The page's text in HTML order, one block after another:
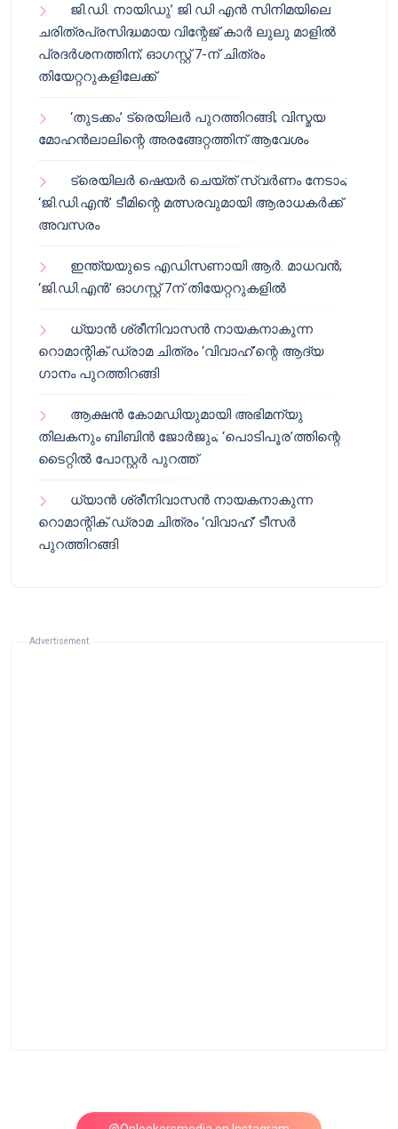
ജി.ഡി. നായിഡു’ ജി ഡി എൻ സിനിമയിലെ
ചരിത്രപ്രസിദ്ധമായ വിന്റേജ് കാർ ലുലു മാളിൽ
പ്രദർശനത്തിന്; ഓഗസ്റ്റ് 7-ന് ചിത്രം
തിയേറ്ററുകളിലേക്ക്
‘തുടക്കം’ ട്രെയിലർ പുറത്തിറങ്ങി; വിസ്മയ
മോഹൻലാലിന്റെ അരങ്ങേറ്റത്തിന് ആവേശം
ട്രെയിലർ ഷെയർ ചെയ്‌ത് സ്വർണം നേടാം;
‘ജി.ഡി.എൻ’ ടീമിന്റെ മത്സരവുമായി ആരാധകർക്ക്
അവസരം
ഇന്ത്യയുടെ എഡിസണായി ആർ. മാധവൻ;
‘ജി.ഡി.എൻ’ ഓഗസ്റ്റ് 7ന് തിയേറ്ററുകളിൽ
ധ്യാൻ ശ്രീനിവാസൻ നായകനാകുന്ന
റൊമാന്റിക് ഡ്രാമ ചിത്രം ‘വിവാഹ്’ന്റെ ആദ്യ
ഗാനം പുറത്തിറങ്ങി
ആക്ഷൻ കോമഡിയുമായി അഭിമന്യു
തിലകനും ബിബിൻ ജോർജും; ‘പൊടിപൂര’ത്തിന്റെ
ടൈറ്റിൽ പോസ്റ്റർ പുറത്ത്
ധ്യാൻ ശ്രീനിവാസൻ നായകനാകുന്ന
റൊമാന്റിക് ഡ്രാമ ചിത്രം ‘വിവാഹ്’ ടീസർ
പുറത്തിറങ്ങി
Advertisement